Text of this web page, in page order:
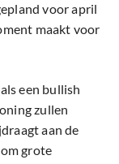
voor april
maakt voor
een bullish
zullen
aan de
grote